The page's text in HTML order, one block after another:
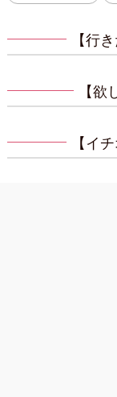
【行
【
【イ